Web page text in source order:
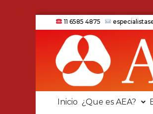
11 6585 4875
Inicio ¿Que es AEA?